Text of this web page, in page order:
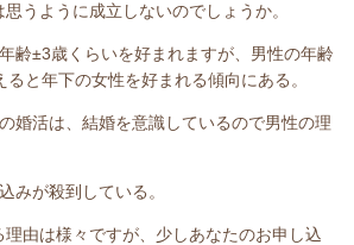
うように成立しないのでしょうか。
齢±3歳くらいを好まれますが、男性の年齢
ると年下の女性を好まれる傾向にある。
婚活は、結婚を意識しているので男性の理
みが殺到している。
由は様々ですが、少しあなたのお申し込